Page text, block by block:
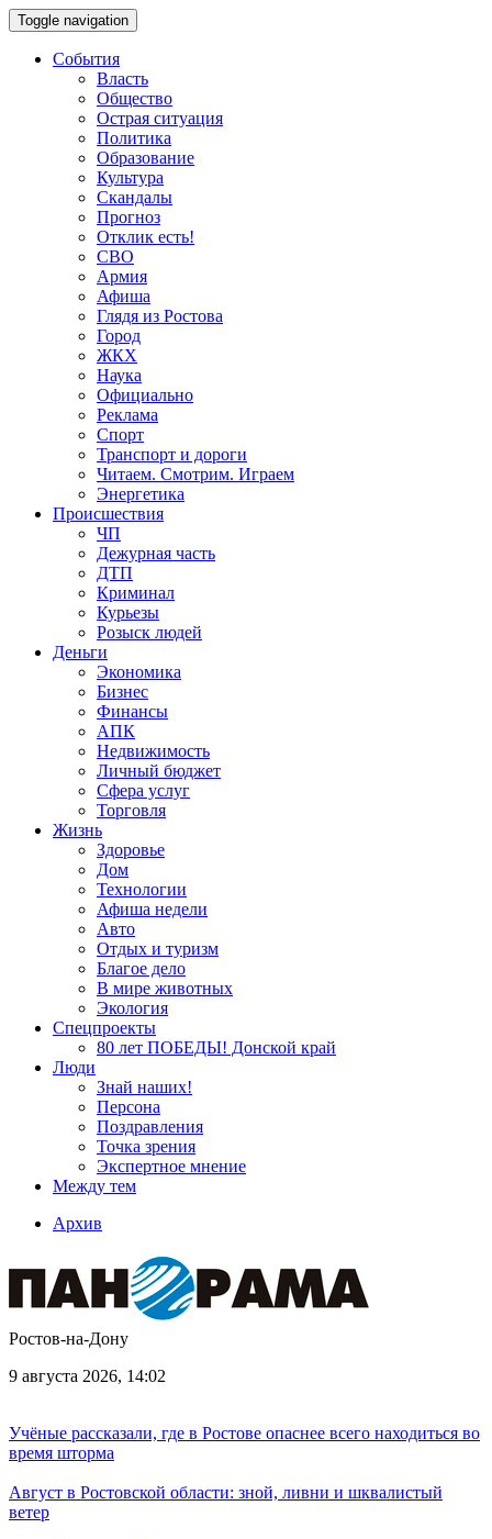
Toggle navigation
События
Власть
Общество
Острая ситуация
Политика
Образование
Культура
Скандалы
Прогноз
Отклик есть!
СВО
Армия
Афиша
Глядя из Ростова
Город
ЖКХ
Наука
Официально
Реклама
Спорт
Транспорт и дороги
Читаем. Смотрим. Играем
Энергетика
Происшествия
ЧП
Дежурная часть
ДТП
Криминал
Курьезы
Розыск людей
Деньги
Экономика
Бизнес
Финансы
АПК
Недвижимость
Личный бюджет
Сфера услуг
Торговля
Жизнь
Здоровье
Дом
Технологии
Афиша недели
Авто
Отдых и туризм
Благое дело
В мире животных
Экология
Спецпроекты
80 лет ПОБЕДЫ! Донской край
Люди
Знай наших!
Персона
Поздравления
Точка зрения
Экспертное мнение
Между тем
Архив
Ростов-на-Дону
9 августа 2026, 14:02
Учёные рассказали, где в Ростове опаснее всего находиться во
время шторма
Август в Ростовской области: зной, ливни и шквалистый
ветер